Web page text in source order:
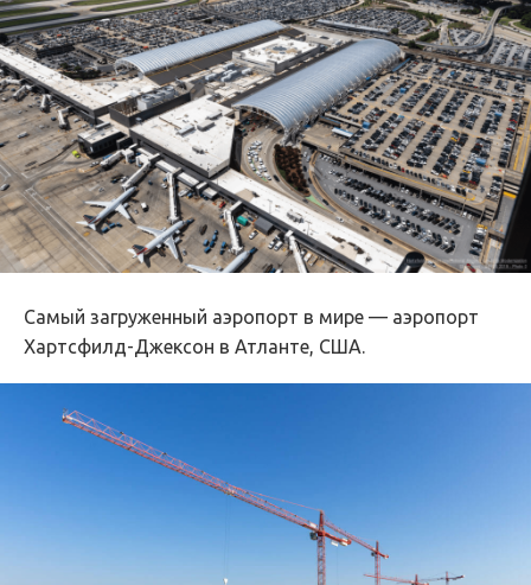
Самый загруженный аэропорт в мире — аэропорт
Хартсфилд-Джексон в Атланте, США.